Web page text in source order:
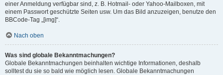
einer Anmeldung verfügbar sind, z. B. Hotmail- oder Yahoo-Mailboxen, mit
einem Passwort geschützte Seiten usw. Um das Bild anzuzeigen, benutze den
BBCode-Tag „[img]“.
Nach oben
Was sind globale Bekanntmachungen?
Globale Bekanntmachungen beinhalten wichtige Informationen, deshalb
solltest du sie so bald wie möglich lesen. Globale Bekanntmachungen